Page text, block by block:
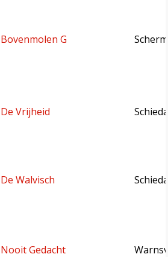
Bovenmolen G
De Vrijheid
De Walvisch
Nooit Gedacht